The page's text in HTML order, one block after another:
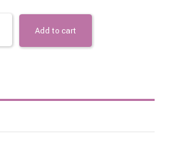
Add to cart